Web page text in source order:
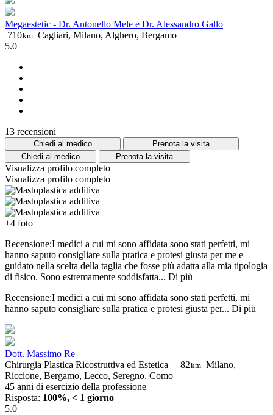
Megaestetic - Dr. Antonello Mele e Dr. Alessandro Gallo
710km Cagliari, Milano, Alghero, Bergamo
5.0
13 recensioni
Chiedi al medico
Prenota la visita
Chiedi al medico
Prenota la visita
Visualizza profilo completo
Visualizza profilo completo
+4 foto
Recensione:I medici a cui mi sono affidata sono stati perfetti, mi
hanno saputo consigliare sulla pratica e protesi giusta per me e
guidato nella scelta della taglia che fosse più adatta alla mia tipologia
di fisico. Sono estremamente soddisfatta... Di più
Recensione:I medici a cui mi sono affidata sono stati perfetti, mi
hanno saputo consigliare sulla pratica e protesi giusta per... Di più
Dott. Massimo Re
Chirurgia Plastica Ricostruttiva ed Estetica – 82km Milano,
Riccione, Bergamo, Lecco, Seregno, Como
45 anni di esercizio della professione
Risposta: 100%, < 1 giorno
5.0